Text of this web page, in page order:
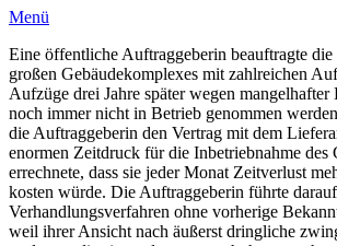
Menü
Eine öffentliche Auftraggeberin beauftragte
großen Gebäudekomplexes mit zahlreichen
Aufzüge drei Jahre später wegen
noch immer nicht in Betrieb genommen
die Auftraggeberin den Vertrag mit dem
enormen Zeitdruck für die Inbetriebnahme des
errechnete, dass sie jeder Monat Zeitverlust
kosten würde. Die Auftraggeberin führte
Verhandlungsverfahren ohne vorherige
weil ihrer Ansicht nach äußerst dringliche